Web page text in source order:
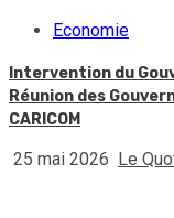
Economie
Intervention du
Réunion des
CARICOM
25 mai 2026 Le